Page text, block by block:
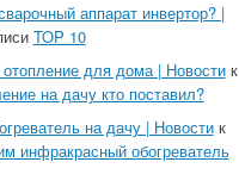
аппарат инвертор? |
TOP 10
отопление для дома | Новостик
на дачу кто поставил?
на дачу | Новостик
инфракрасный обогреватель